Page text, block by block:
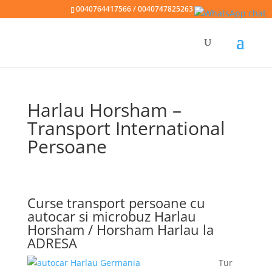
0040764417566 / 0040747825263
Harlau Horsham –
Transport International
Persoane
Curse transport persoane cu
autocar si microbuz Harlau
Horsham / Horsham Harlau la
ADRESA
Tur